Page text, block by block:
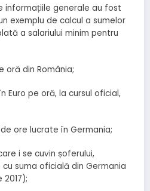
informațiile generale au fost
exemplu de calcul a sumelor
a salariului minim pentru
oră din România;
Euro pe oră, la cursul oficial,
ore lucrate în Germania;
i se cuvin șoferului,
suma oficială din Germania
2017);